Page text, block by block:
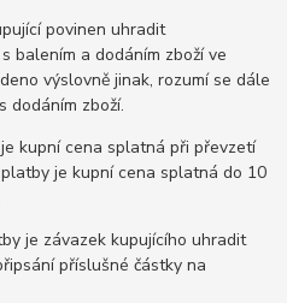
povinen uhradit
balením a dodáním zboží ve
výslovně jinak, rozumí se dále
dodáním zboží.
kupní cena splatná při převzetí
je kupní cena splatná do 10
je závazek kupujícího uhradit
příslušné částky na